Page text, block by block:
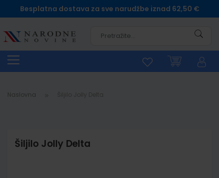
Besplatna dostava za sve narudžbe iznad 62,50 €
Naslovna
Šiljilo Jolly Delta